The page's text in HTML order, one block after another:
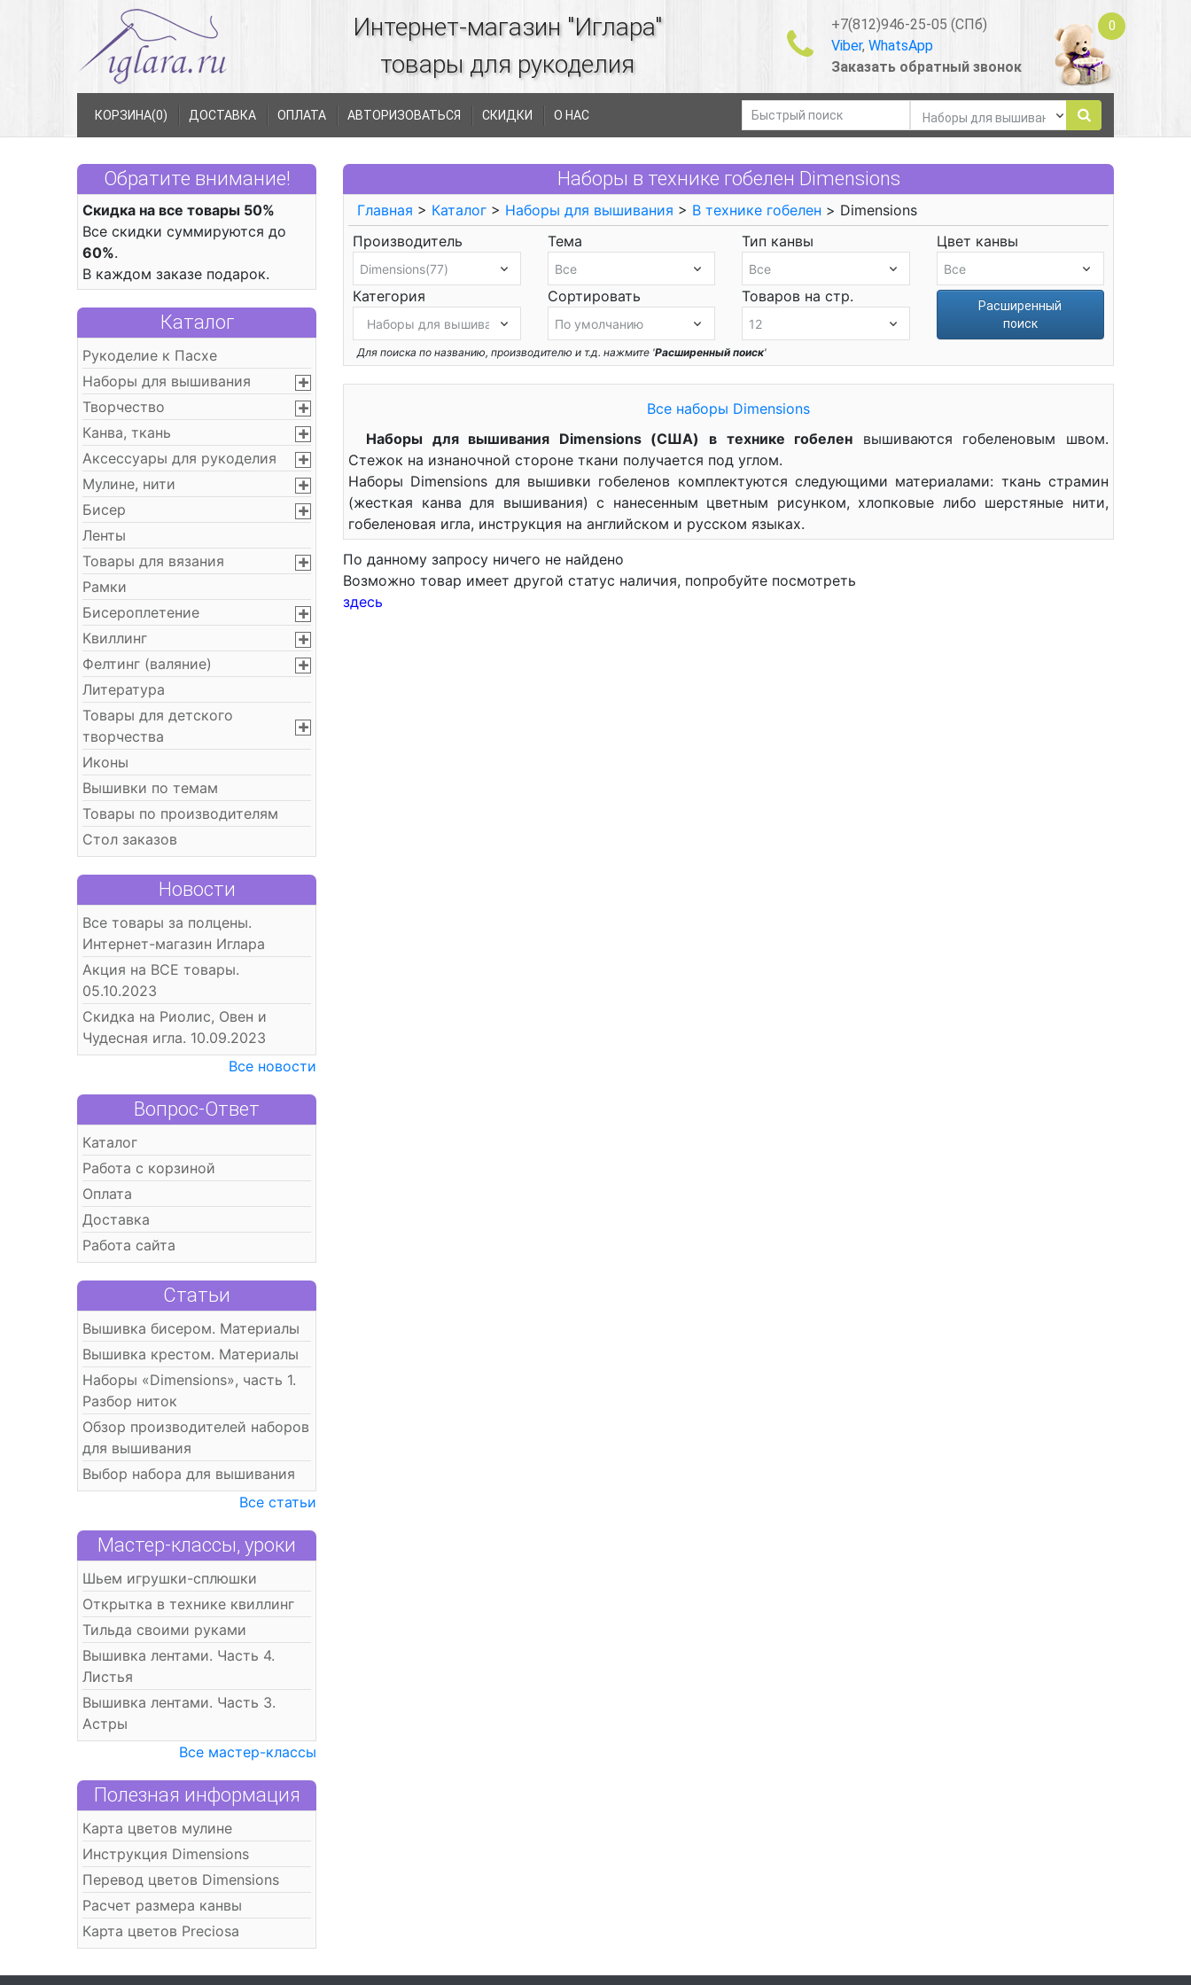
Интернет-магазин "Иглара"
товары для рукоделия
+7(812)946-25-05 (СПб)
Viber, WhatsApp
Заказать обратный звонок
0
КОРЗИНА(0) ДОСТАВКА ОПЛАТА АВТОРИЗОВАТЬСЯ СКИДКИ О НАС
Обратите внимание!
Скидка на все товары 50%
Все скидки суммируются до
60%.
В каждом заказе подарок.
Каталог
Рукоделие к Пасхе
Наборы для вышивания
Творчество
Канва, ткань
Аксессуары для рукоделия
Мулине, нити
Бисер
Ленты
Товары для вязания
Рамки
Бисероплетение
Квиллинг
Фелтинг (валяние)
Литература
Товары для детского
творчества
Иконы
Вышивки по темам
Товары по производителям
Стол заказов
Новости
Все товары за полцены.
Интернет-магазин Иглара
Акция на ВСЕ товары.
05.10.2023
Скидка на Риолис, Овен и
Чудесная игла. 10.09.2023
Все новости
Вопрос-Ответ
Каталог
Работа с корзиной
Оплата
Доставка
Работа сайта
Статьи
Вышивка бисером. Материалы
Вышивка крестом. Материалы
Наборы «Dimensions», часть 1.
Разбор ниток
Обзор производителей наборов
для вышивания
Выбор набора для вышивания
Все статьи
Мастер-классы, уроки
Шьем игрушки-сплюшки
Открытка в технике квиллинг
Тильда своими руками
Вышивка лентами. Часть 4.
Листья
Вышивка лентами. Часть 3.
Астры
Все мастер-классы
Полезная информация
Карта цветов мулине
Инструкция Dimensions
Перевод цветов Dimensions
Расчет размера канвы
Карта цветов Preciosa
Наборы в технике гобелен Dimensions
Главная > Каталог > Наборы для вышивания > В технике гобелен > Dimensions
Производитель
Тема Тип канвы Цвет канвы
Категория Сортировать Товаров на стр.
Расширенный
поиск
Для поиска по названию, производителю и т.д. нажмите 'Расширенный поиск'
Все наборы Dimensions
Наборы для вышивания Dimensions (США) в технике гобелен вышиваются гобеленовым швом.
Стежок на изнаночной стороне ткани получается под углом.
Наборы Dimensions для вышивки гобеленов комплектуются следующими материалами: ткань страмин
(жесткая канва для вышивания) с нанесенным цветным рисунком, хлопковые либо шерстяные нити,
гобеленовая игла, инструкция на английском и русском языках.
По данному запросу ничего не найдено
Возможно товар имеет другой статус наличия, попробуйте посмотреть
здесь